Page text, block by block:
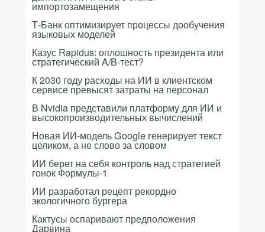
импортозамещения
Т-Банк оптимизирует процессы дообучения
языковых моделей
Казус Rapidus: оплошность президента или
стратегический A/B-тест?
К 2030 году расходы на ИИ в клиентском
сервисе превысят затраты на персонал
В Nvidia представили платформу для ИИ и
высокопроизводительных вычислений
Новая ИИ-модель Google генерирует текст
целиком, а не слово за словом
ИИ берет на себя контроль над стратегией
гонок Формулы-1
ИИ разработал рецепт рекордно
экологичного бургера
Кактусы оспаривают предположения
Дарвина